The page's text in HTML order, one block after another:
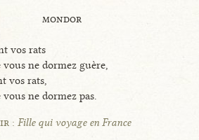
mondor
vos rats
ne dormez guère,
vos rats,
ne dormez pas.
:Fille qui voyage en France